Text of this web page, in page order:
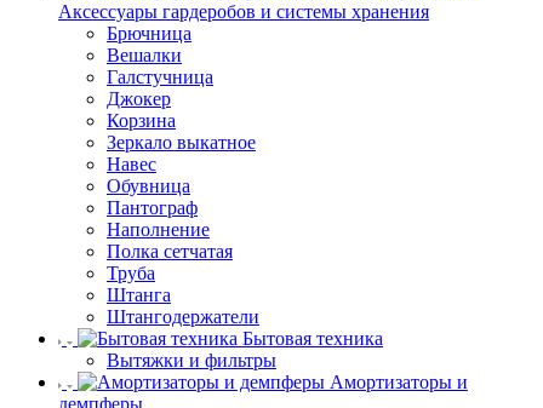
Аксессуары гардеробов и системы хранения
Брючница
Вешалки
Галстучница
Джокер
Корзина
Зеркало выкатное
Навес
Обувница
Пантограф
Наполнение
Полка сетчатая
Труба
Штанга
Штангодержатели
Бытовая техника
Вытяжки и фильтры
Амортизаторы и
демпферы